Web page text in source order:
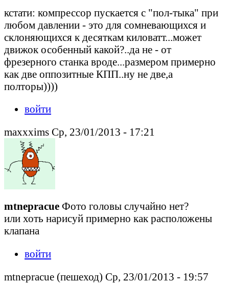
кстати: компрессор пускается с "пол-тыка" при
любом давлении - это для сомневающихся и
склоняющихся к десяткам киловатт...может
движок особенный какой?..да не - от
фрезерного станка вроде...размером примерно
как две оппозитные КПП..ну не две,а
полторы))))
войти
maxxxims Ср, 23/01/2013 - 17:21
mtnepracue Фото головы случайно нет?
или хоть нарисуй примерно как расположены
клапана
войти
mtnepracue (пешеход) Ср, 23/01/2013 - 19:57